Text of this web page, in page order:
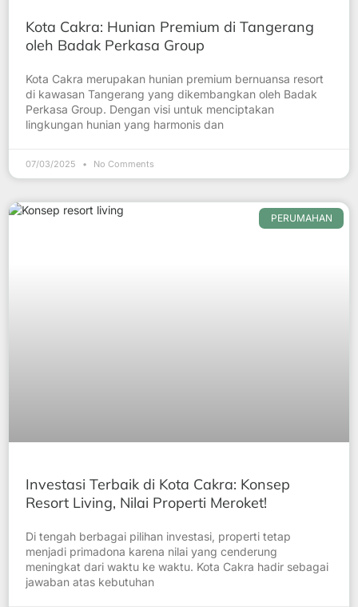
Kota Cakra: Hunian Premium di Tangerang
oleh Badak Perkasa Group
Kota Cakra merupakan hunian premium bernuansa resort
di kawasan Tangerang yang dikembangkan oleh Badak
Perkasa Group. Dengan visi untuk menciptakan
lingkungan hunian yang harmonis dan
07/03/2025 No Comments
PERUMAHAN
Investasi Terbaik di Kota Cakra: Konsep
Resort Living, Nilai Properti Meroket!
Di tengah berbagai pilihan investasi, properti tetap
menjadi primadona karena nilai yang cenderung
meningkat dari waktu ke waktu. Kota Cakra hadir sebagai
jawaban atas kebutuhan